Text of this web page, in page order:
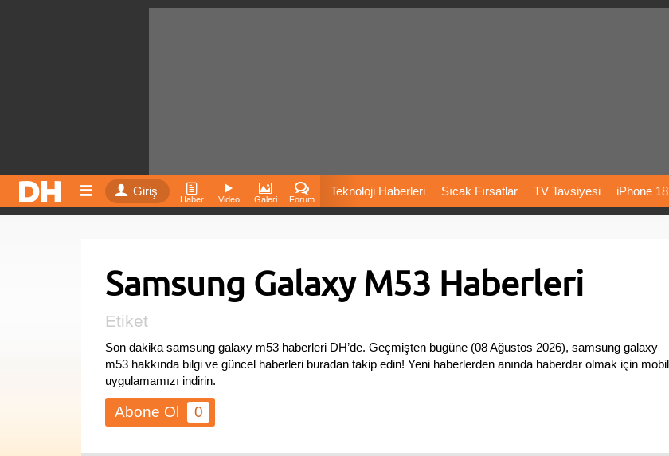
Giriş
Haber Video Galeri Forum
Teknoloji Haberleri Sıcak Fırsatlar TV Tavsiyesi iPhone 18
Vizyondaki Filmler Önerileri
Samsung Galaxy M53 Haberleri
Etiket
Son dakika samsung galaxy m53 haberleri DH’de. Geçmişten bugüne (08 Ağustos 2026), samsung galaxy
m53 hakkında bilgi ve güncel haberleri buradan takip edin! Yeni haberlerden anında haberdar olmak için mobil
uygulamamızı indirin.
0